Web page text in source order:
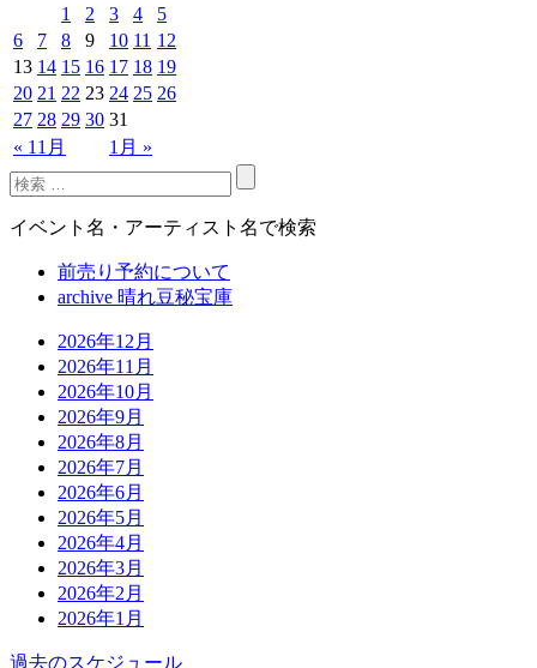
« 11月 1月 »
1 2 3 4
5
6
7 8 9 10 11 12
13 14 15 16 17 18 19
20 21 22 23 24 25 26
27 28 29 30 31
イベント名・アーティスト名で検索
前売り予約について
archive 晴れ豆秘宝庫
2026年12月
2026年11月
2026年10月
2026年9月
2026年8月
2026年7月
2026年6月
2026年5月
2026年4月
2026年3月
2026年2月
2026年1月
過去のスケジュール